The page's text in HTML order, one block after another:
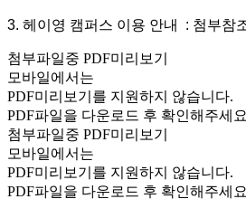
3. 헤이영 캠퍼스 이용 안내 : 첨부참
첨부파일중 PDF미리보기
모바일에서는
PDF미리보기를 지원하지 않습니다.
PDF파일을 다운로드 후 확인해주세
첨부파일중 PDF미리보기
모바일에서는
PDF미리보기를 지원하지 않습니다.
PDF파일을 다운로드 후 확인해주세